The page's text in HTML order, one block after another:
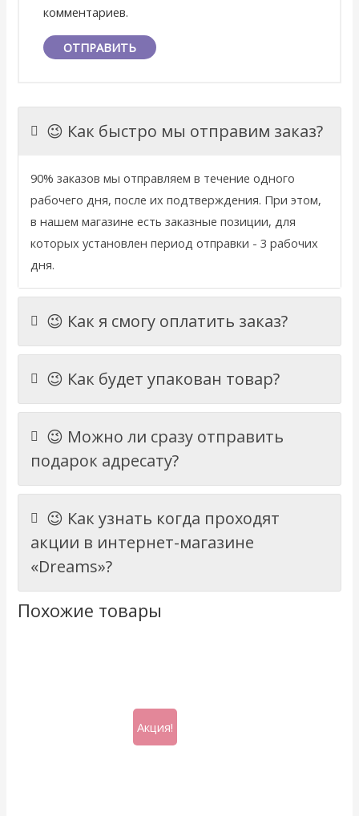
комментариев.
😉 Как быстро мы отправим заказ?
90% заказов мы отправляем в течение одного
рабочего дня, после их подтверждения. При этом,
в нашем магазине есть заказные позиции, для
которых установлен период отправки - 3 рабочих
дня.
😉 Как я смогу оплатить заказ?
😉 Как будет упакован товар?
😉 Можно ли сразу отправить
подарок адресату?
😉 Как узнать когда проходят
акции в интернет-магазине
«Dreams»?
Похожие товары
Акция!